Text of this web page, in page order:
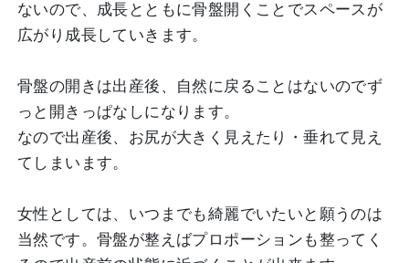
ないので、成長とともに骨盤開くことでスペースが
広がり成長していきます。
骨盤の開きは出産後、自然に戻ることはないのでず
っと開きっぱなしになります。
なので出産後、お尻が大きく見えたり・垂れて見え
てしまいます。
女性としては、いつまでも綺麗でいたいと願うのは
当然です。骨盤が整えばプロポーションも整ってく